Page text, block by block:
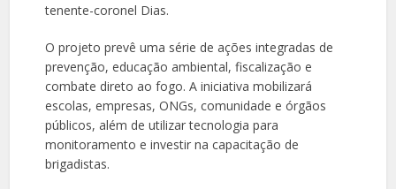
tenente-coronel Dias.
O projeto prevê uma série de ações integradas de
prevenção, educação ambiental, fiscalização e
combate direto ao fogo. A iniciativa mobilizará
escolas, empresas, ONGs, comunidade e órgãos
públicos, além de utilizar tecnologia para
monitoramento e investir na capacitação de
brigadistas.